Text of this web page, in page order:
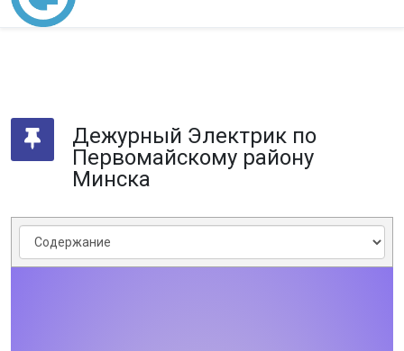
Дежурный Электрик по
Первомайскому району
Минска